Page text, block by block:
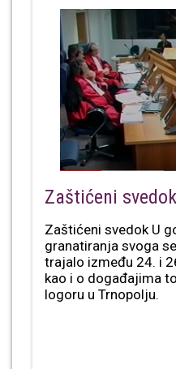
Zaštićeni
Zaštićeni svedok U
granatiranja svoga
trajalo između 24. i
kao i o događajima
logoru u Trnopolju.